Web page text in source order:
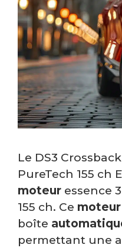
Le DS3
PureTech 155 ch
moteur essence
155 ch. Ce moteur
boîte
permettant une